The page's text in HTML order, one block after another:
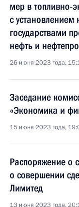
мер в топливно-
с
государствами
нефть и
26 июня 2023 года,
Заседание
«Экономика и
15 июня 2023 года,
Распоряжение о
о совершении
Лимитед
13 июня 2023 года,